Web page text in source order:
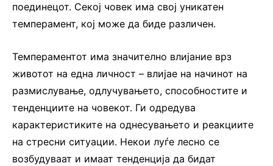
поединецот. Секој човек има свој уникатен
темперамент, кој може да биде различен.
Темпераментот има значително влијание врз
животот на една личност – влијае на начинот на
размислување, одлучувањето, способностите и
тенденциите на човекот. Ги одредува
карактеристиките на однесувањето и реакциите
на стресни ситуации. Некои луѓе лесно се
возбудуваат и имаат тенденција да бидат